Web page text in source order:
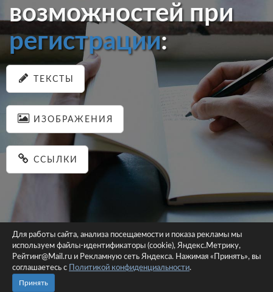
возможностей при
регистрации:
ТЕКСТЫ
ИЗОБРАЖЕНИЯ
ССЫЛКИ
© 2026 pastein.ru |Пользовательское соглашение|Политика
конфиденциальности
Для работы сайта, анализа посещаемости и показа рекламы мы
используем файлы-идентификаторы (cookie), Яндекс.Метрику,
Рейтинг@Mail.ru и Рекламную сеть Яндекса. Нажимая «Принять», вы
соглашаетесь с
Политикой конфиденциальности.
Принять